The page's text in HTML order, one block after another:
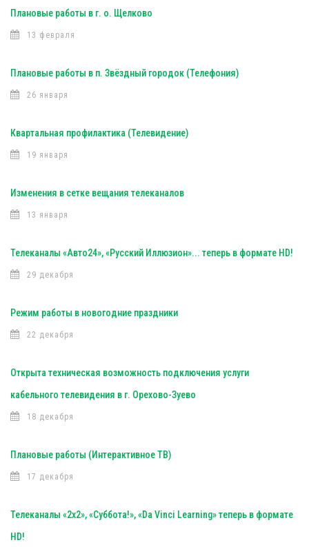
Плановые работы в г. о. Щелково
13 февраля
Плановые работы в п. Звёздный городок (Телефония)
26 января
Квартальная профилактика (Телевидение)
19 января
Изменения в сетке вещания телеканалов
13 января
Телеканалы «Авто24», «Русский Иллюзион»... теперь в формате HD!
29 декабря
Режим работы в новогодние праздники
22 декабря
Открыта техническая возможность подключения услуги
кабельного телевидения в г. Орехово-Зуево
18 декабря
Плановые работы (Интерактивное ТВ)
17 декабря
Телеканалы «2х2», «Суббота!», «Da Vinci Learning» теперь в формате
HD!